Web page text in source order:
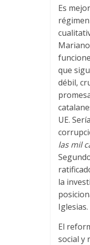
Es
que
débil,
UE.
las mil
la
Iglesias.
El
social y